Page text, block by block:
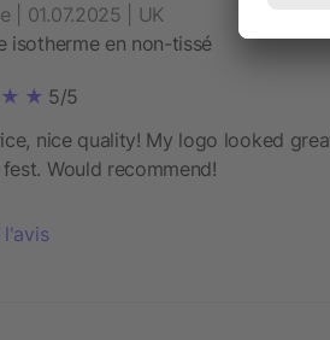
| 01.07.2025 | UK
isotherme en non-tissé
5/5
nice quality! My logo looked
Would recommend!
l'avis